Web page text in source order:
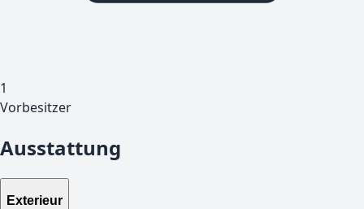
1
Vorbesitzer
Ausstattung
Exterieur